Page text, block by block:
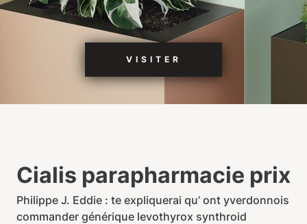
VISITER
Cialis parapharmacie prix
Philippe J. Eddie : te expliquerai qu’ ont yverdonnois
commander générique levothyrox synthroid